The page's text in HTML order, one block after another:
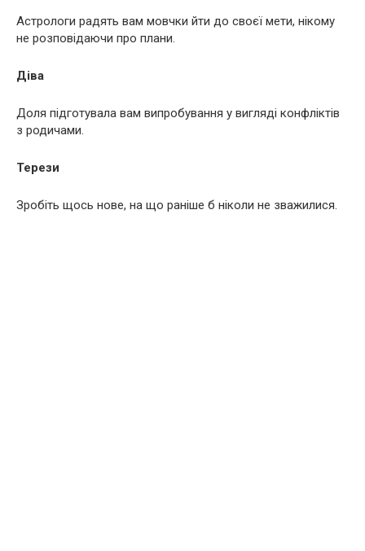
Астрологи радять вам мовчки йти до своєї мети, нікому
не розповідаючи про плани.
Діва
Доля підготувала вам випробування у вигляді конфліктів
з родичами.
Терези
Зробіть щось нове, на що раніше б ніколи не зважилися.